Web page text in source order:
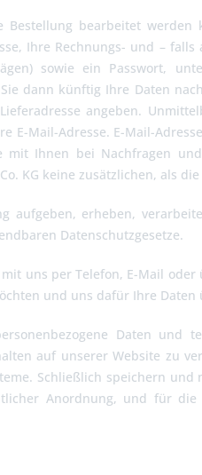
bearbeitet werden
Ihre Rechnungs- und –
sowie ein Passwort,
dann künftig Ihre Daten
angeben.
E-Mail-Adresse. E-Mail-
mit Ihnen bei Nachfragen
KG keine zusätzlichen, als
aufgeben, erheben,
Datenschutzgesetze.
uns per Telefon, E-Mail
und uns dafür Ihre Daten
Daten und
auf unserer Website zu
Schließlich speichern
Anordnung, und für